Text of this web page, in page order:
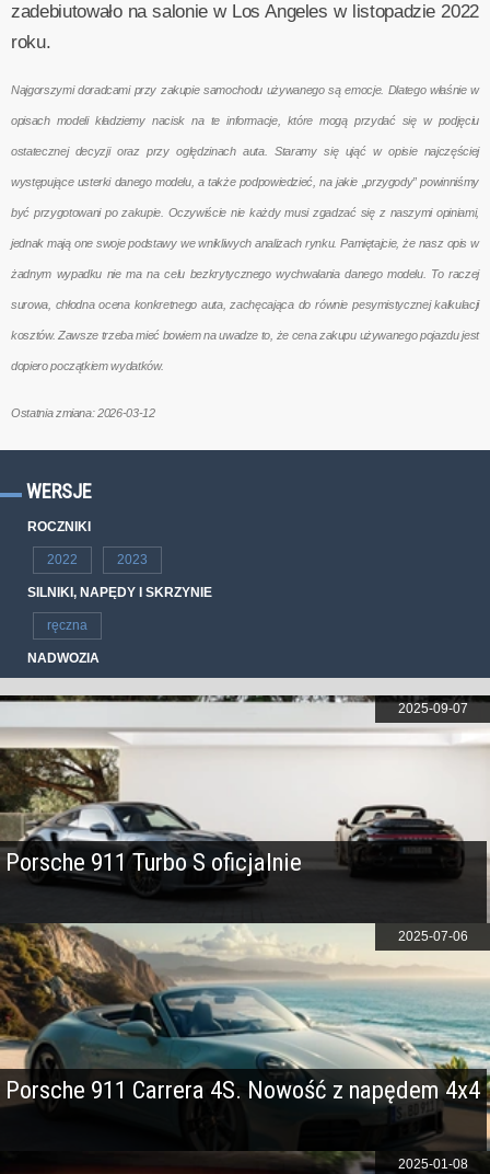
zadebiutowało na salonie w Los Angeles w listopadzie 2022
roku.
Najgorszymi doradcami przy zakupie samochodu używanego są emocje. Dlatego właśnie w
opisach modeli kładziemy nacisk na te informacje, które mogą przydać się w podjęciu
ostatecznej decyzji oraz przy oględzinach auta. Staramy się ująć w opisie najczęściej
występujące usterki danego modelu, a także podpowiedzieć, na jakie „przygody” powinniśmy
być przygotowani po zakupie. Oczywiście nie każdy musi zgadzać się z naszymi opiniami,
jednak mają one swoje podstawy we wnikliwych analizach rynku. Pamiętajcie, że nasz opis w
żadnym wypadku nie ma na celu bezkrytycznego wychwalania danego modelu. To raczej
surowa, chłodna ocena konkretnego auta, zachęcająca do równie pesymistycznej kalkulacji
kosztów. Zawsze trzeba mieć bowiem na uwadze to, że cena zakupu używanego pojazdu jest
dopiero początkiem wydatków.
Ostatnia zmiana: 2026-03-12
WERSJE
ROCZNIKI
2022 2023
SILNIKI, NAPĘDY I SKRZYNIE
ręczna
NADWOZIA
Porsche 911 Turbo S oficjalnie
2025-09-07
Porsche 911 Carrera 4S. Nowość z napędem 4x4
2025-07-06
2025-01-08